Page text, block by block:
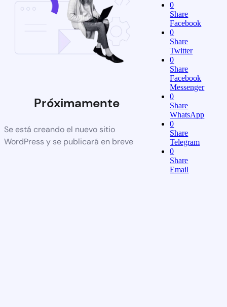
Próximamente
Se está creando el nuevo sitio
WordPress y se publicará en breve
0
Share
Facebook
0
Share
Twitter
0
Share
Facebook
Messenger
0
Share
WhatsApp
0
Share
Telegram
0
Share
Email